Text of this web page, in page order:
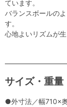
ています。
バランスボールの
す。
心地よいリズムが
サイズ・重量
●外寸法／幅710×